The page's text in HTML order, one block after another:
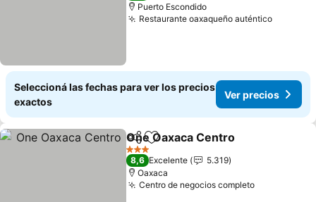
Puerto Escondido
Restaurante oaxaqueño auténtico
Seleccioná las fechas para ver los precios
exactos
Ver precios
CompartirAñadir a favoritos
One Oaxaca Centro
3 Estrellas
8,6 Excelente
5.319
Oaxaca
Centro de negocios completo